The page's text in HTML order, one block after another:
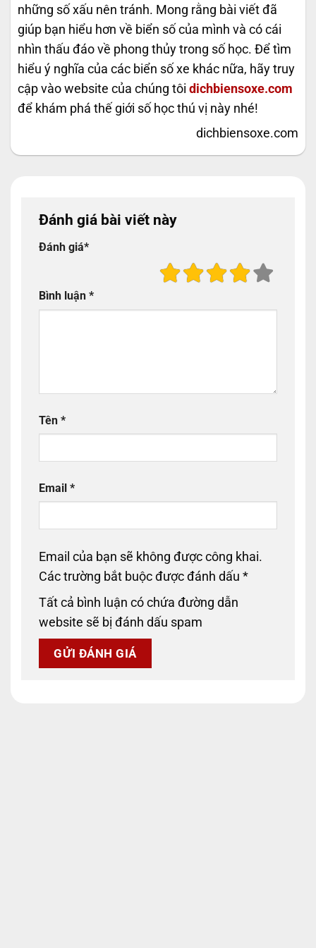
những số xấu nên tránh. Mong rằng bài viết đã
giúp bạn hiểu hơn về biển số của mình và có cái
nhìn thấu đáo về phong thủy trong số học. Để tìm
hiểu ý nghĩa của các biển số xe khác nữa, hãy truy
cập vào website của chúng tôi dichbiensoxe.com
để khám phá thế giới số học thú vị này nhé!
dichbiensoxe.com
Đánh giá bài viết này
Đánh giá*
Bình luận *
Tên *
Email *
Email của bạn sẽ không được công khai.
Các trường bắt buộc được đánh dấu *
Tất cả bình luận có chứa đường dẫn
website sẽ bị đánh dấu spam